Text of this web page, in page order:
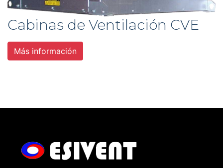
Cabinas de Ventilación CVE
Más información